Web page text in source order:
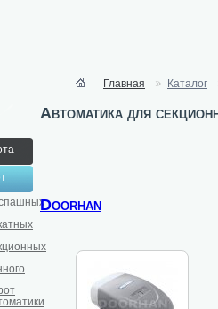
Главная Каталог
Автоматика для
Doorhan